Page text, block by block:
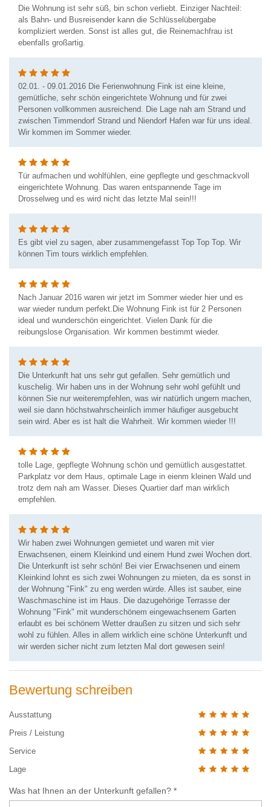
Die Wohnung ist sehr süß, bin schon verliebt. Einziger Nachteil:
als Bahn- und Busreisender kann die Schlüsselübergabe
kompliziert werden. Sonst ist alles gut, die Reinemachfrau ist
ebenfalls großartig.
02.01. - 09.01.2016 Die Ferienwohnung Fink ist eine kleine,
gemütliche, sehr schön eingerichtete Wohnung und für zwei
Personen vollkommen ausreichend. Die Lage nah am Strand und
zwischen Timmendorf Strand und Niendorf Hafen war für uns ideal.
Wir kommen im Sommer wieder.
Tür aufmachen und wohlfühlen, eine gepflegte und geschmackvoll
eingerichtete Wohnung. Das waren entspannende Tage im
Drosselweg und es wird nicht das letzte Mal sein!!!
Es gibt viel zu sagen, aber zusammengefasst Top Top Top. Wir
können Tim tours wirklich empfehlen.
Nach Januar 2016 waren wir jetzt im Sommer wieder hier und es
war wieder rundum perfekt.Die Wohnung Fink ist für 2 Personen
ideal und wunderschön eingerichtet. Vielen Dank für die
reibungslose Organisation. Wir kommen bestimmt wieder.
Die Unterkunft hat uns sehr gut gefallen. Sehr gemütlich und
kuschelig. Wir haben uns in der Wohnung sehr wohl gefühlt und
können Sie nur weiterempfehlen, was wir natürlich ungern machen,
weil sie dann höchstwahrscheinlich immer häufiger ausgebucht
sein wird. Aber es ist halt die Wahrheit. Wir kommen wieder !!!
tolle Lage, gepflegte Wohnung schön und gemütlich ausgestattet.
Parkplatz vor dem Haus, optimale Lage in eienm kleinen Wald und
trotz dem nah am Wasser. Dieses Quartier darf man wirklich
empfehlen.
Wir haben zwei Wohnungen gemietet und waren mit vier
Erwachsenen, einem Kleinkind und einem Hund zwei Wochen dort.
Die Unterkunft ist sehr schön! Bei vier Erwachsenen und einem
Kleinkind lohnt es sich zwei Wohnungen zu mieten, da es sonst in
der Wohnung "Fink" zu eng werden würde. Alles ist sauber, eine
Waschmaschine ist im Haus. Die dazugehörige Terrasse der
Wohnung "Fink" mit wunderschönem eingewachsenem Garten
erlaubt es bei schönem Wetter draußen zu sitzen und sich sehr
wohl zu fühlen. Alles in allem wirklich eine schöne Unterkunft und
wir werden sicher nicht zum letzten Mal dort gewesen sein!
Bewertung schreiben
Ausstattung
Preis / Leistung
Service
Lage
Was hat Ihnen an der Unterkunft gefallen? *